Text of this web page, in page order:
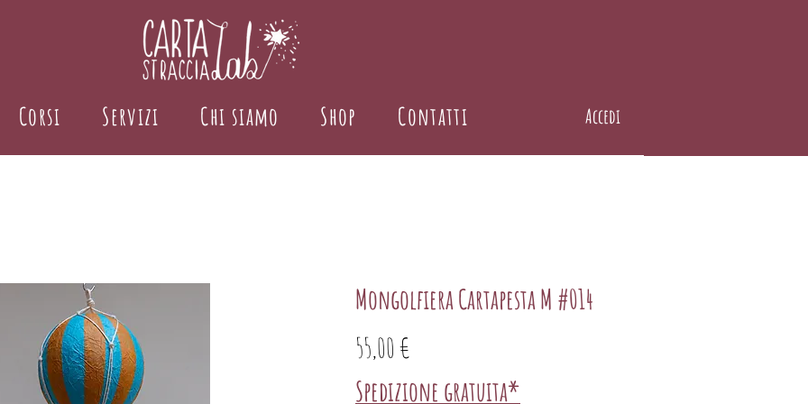
Corsi Servizi Chi siamo Shop Contatti Accedi
Mongolfiera Cartapesta M #014
55,00 €
Spedizione gratuita*